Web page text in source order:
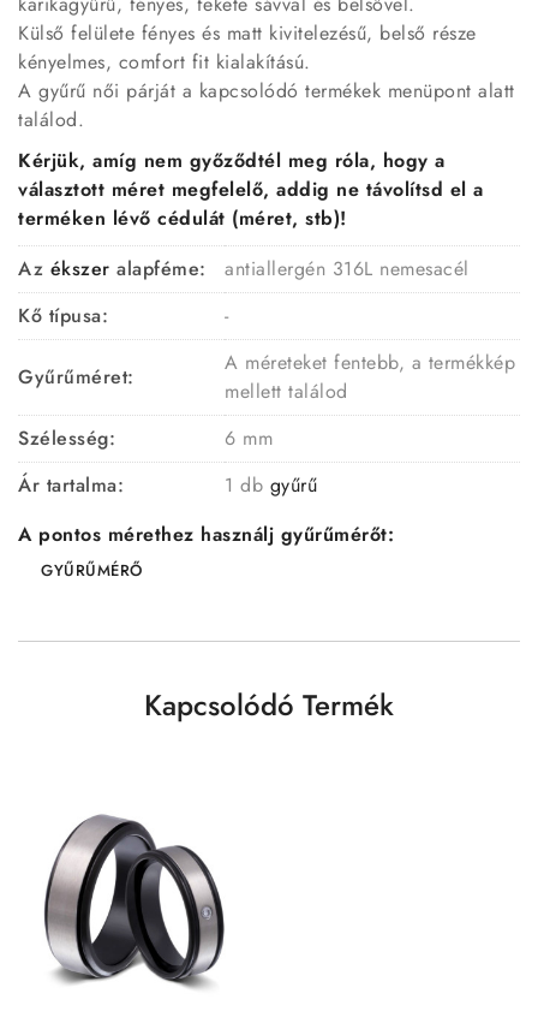
Külső felülete fényes és matt kivitelezésű, belső része
kényelmes, comfort fit kialakítású.
A gyűrű női párját a kapcsolódó termékek menüpont alatt
találod.
Kérjük, amíg nem győződtél meg róla, hogy a
választott méret megfelelő, addig ne távolítsd el a
terméken lévő cédulát (méret, stb)!
Az ékszer alapféme:
antiallergén 316L nemesacél
Kő típusa:
-
Gyűrűméret:
A méreteket fentebb, a termékkép
mellett találod
Szélesség:
6 mm
Ár tartalma:
1 db gyűrű
A pontos mérethez használj gyűrűmérőt:
GYŰRŰMÉRŐ
Kapcsolódó Termék